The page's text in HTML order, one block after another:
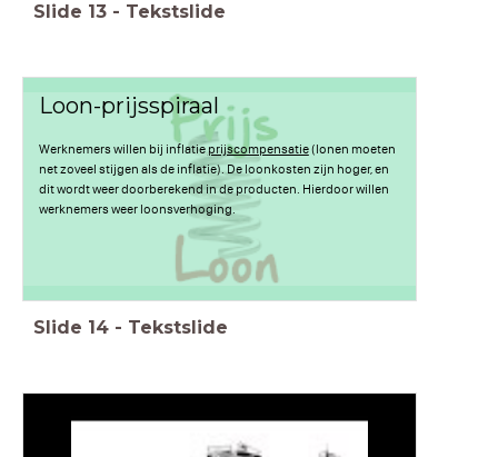
Slide 13 - Tekstslide
Loon-prijsspiraal
Werknemers willen bij inflatieprijscompensatie(lonen moeten
net zoveel stijgen als de inflatie). De loonkosten zijn hoger, en
dit wordt weer doorberekend in de producten. Hierdoor willen
werknemers weer loonsverhoging.
Slide 14 - Tekstslide